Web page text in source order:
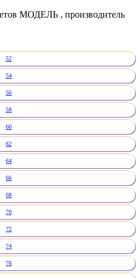
МОДЕЛЬ , производитель
52
54
56
58
60
62
64
66
68
70
72
74
76